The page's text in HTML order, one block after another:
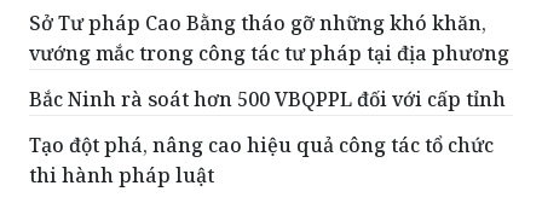
Sở Tư pháp Cao Bằng tháo gỡ những khó khăn,
vướng mắc trong công tác tư pháp tại địa phương
Bắc Ninh rà soát hơn 500 VBQPPL đối với cấp tỉnh
Tạo đột phá, nâng cao hiệu quả công tác tổ chức
thi hành pháp luật